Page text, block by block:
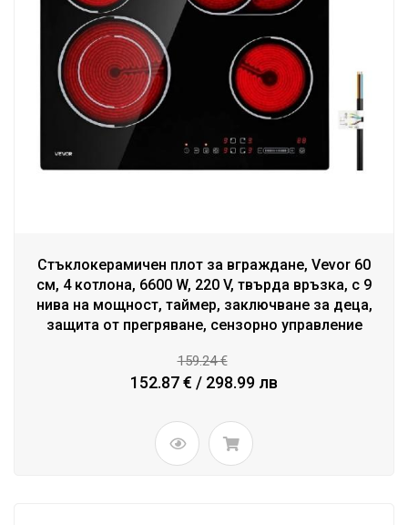
Стъклокерамичен плот за вграждане, Vevor 60
см, 4 котлона, 6600 W, 220 V, твърда връзка, с 9
нива на мощност, таймер, заключване за деца,
защита от прегряване, сензорно управление
159.24 €
152.87 € / 298.99 лв